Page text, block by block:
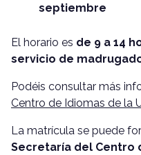
septiembre
El horario es de 9 a 14
servicio de
Podéis consultar más
Centro de Idiomas de la
La matrícula se puede
Secretaría del Centro